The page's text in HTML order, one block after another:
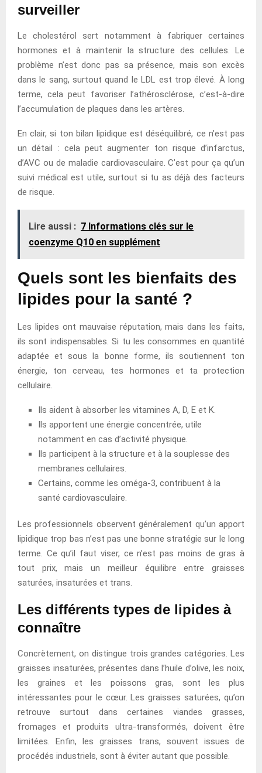
surveiller
Le cholestérol sert notamment à fabriquer certaines
hormones et à maintenir la structure des cellules. Le
problème n’est donc pas sa présence, mais son excès
dans le sang, surtout quand le LDL est trop élevé. À long
terme, cela peut favoriser l’athérosclérose, c’est-à-dire
l’accumulation de plaques dans les artères.
En clair, si ton bilan lipidique est déséquilibré, ce n’est pas
un détail : cela peut augmenter ton risque d’infarctus,
d’AVC ou de maladie cardiovasculaire. C’est pour ça qu’un
suivi médical est utile, surtout si tu as déjà des facteurs
de risque.
Lire aussi : 7 Informations clés sur le
coenzyme Q10 en supplément
Quels sont les bienfaits des
lipides pour la santé ?
Les lipides ont mauvaise réputation, mais dans les faits,
ils sont indispensables. Si tu les consommes en quantité
adaptée et sous la bonne forme, ils soutiennent ton
énergie, ton cerveau, tes hormones et ta protection
cellulaire.
Ils aident à absorber les vitamines A, D, E et K.
Ils apportent une énergie concentrée, utile
notamment en cas d’activité physique.
Ils participent à la structure et à la souplesse des
membranes cellulaires.
Certains, comme les oméga-3, contribuent à la
santé cardiovasculaire.
Les professionnels observent généralement qu’un apport
lipidique trop bas n’est pas une bonne stratégie sur le long
terme. Ce qu’il faut viser, ce n’est pas moins de gras à
tout prix, mais un meilleur équilibre entre graisses
saturées, insaturées et trans.
Les différents types de lipides à
connaître
Concrètement, on distingue trois grandes catégories. Les
graisses insaturées, présentes dans l’huile d’olive, les noix,
les graines et les poissons gras, sont les plus
intéressantes pour le cœur. Les graisses saturées, qu’on
retrouve surtout dans certaines viandes grasses,
fromages et produits ultra-transformés, doivent être
limitées. Enfin, les graisses trans, souvent issues de
procédés industriels, sont à éviter autant que possible.